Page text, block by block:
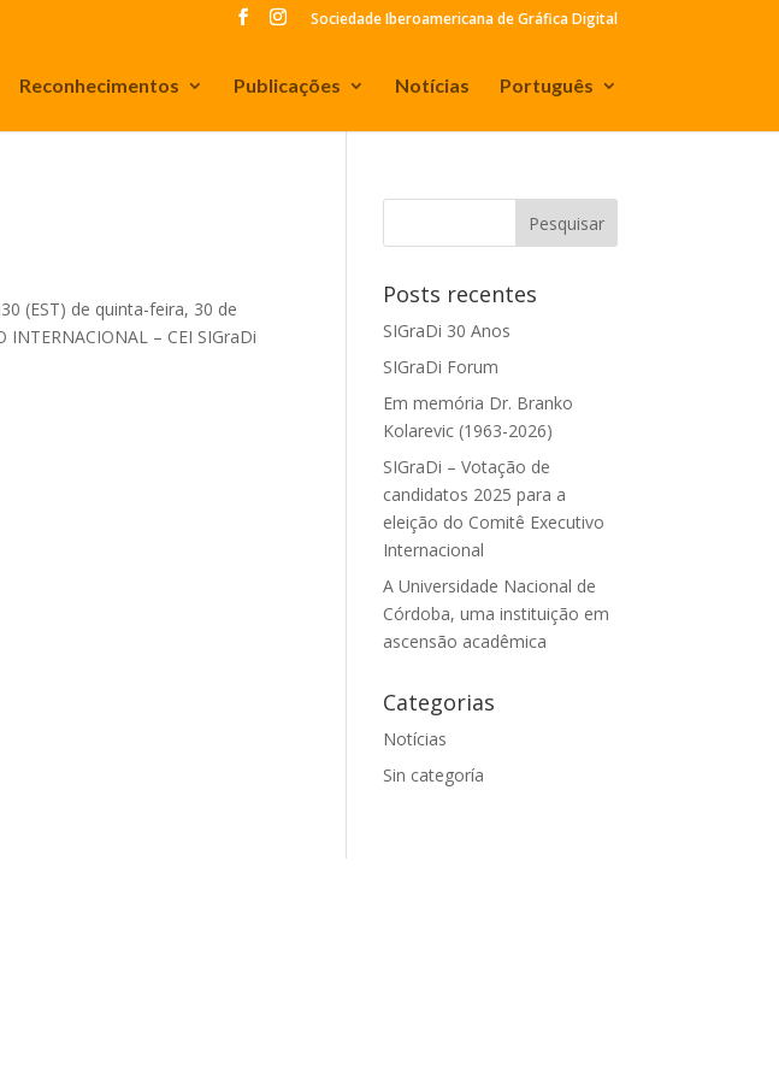
Sociedade Iberoamericana de Gráfica Digital
Reconhecimentos Publicações Notícias Português
(EST) de quinta-feira, 30 de
– CEI SIGraDi
Posts recentes
SIGraDi 30 Anos
SIGraDi Forum
Em memória Dr. Branko
Kolarevic (1963-2026)
SIGraDi – Votação de
candidatos 2025 para a
eleição do Comitê Executivo
Internacional
A Universidade Nacional de
Córdoba, uma instituição em
ascensão acadêmica
Categorias
Notícias
Sin categoría